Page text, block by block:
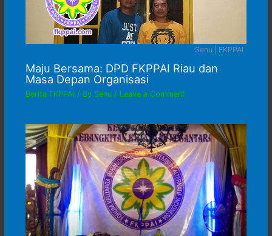
Senu | FKPPAI
Maju Bersama: DPD FKPPAI Riau dan
Masa Depan Organisasi
Berita FKPPAI/ By Senu / Leave a Comment